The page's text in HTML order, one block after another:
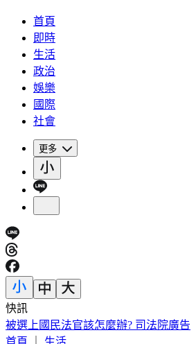
首頁
即時
生活
政治
娛樂
國際
社會
更多
快訊
白海豚海警範圍擴大！全台炸「紫爆致
首頁
生活